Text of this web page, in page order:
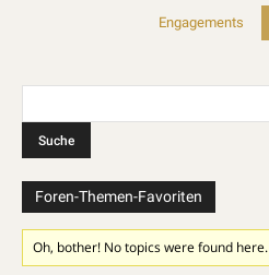
Engagements
Foren-Themen-Favoriten
Oh, bother! No topics were found here.